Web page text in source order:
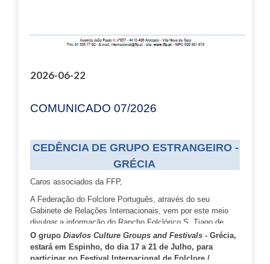
2026-06-22
COMUNICADO 07/2026
CEDÊNCIA DE GRUPO ESTRANGEIRO -
GRÉCIA
Caros associados da FFP,
A Federação do Folclore Português, através do seu
Gabinete de Relações Internacionais, vem por este meio
divulgar a informação do Rancho Folclórico S. Tiago de
Silvalde.
O grupo Diavlos Culture Groups and Festivals - Grécia,
estará em Espinho, do dia 17 a 21 de Julho, para
participar no Festival Internacional de Folclore /